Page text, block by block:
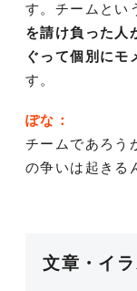
す。チームとい
を請け負った人
ぐって個別にモ
す。
ぽな：
チームであろう
の争いは起き
文章・イ